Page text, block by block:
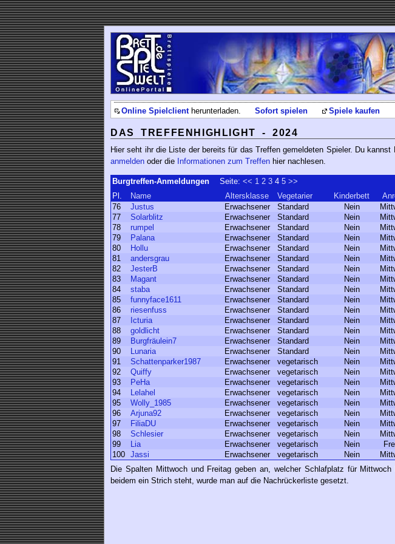
Online Spielclientherunterladen. Sofort spielen Spiele kaufen
DAS TREFFENHIGHLIGHT - 2024
Hier seht ihr die Liste der bereits für das Treffen gemeldeten Spieler. Du
anmelden oder die Informationen zum Treffen hier nachlesen.
Burgtreffen-Anmeldungen Seite:<< 1 2 3 45 >>
Pl.
Name Altersklasse Vegetarier Kinderbett
76
Justus Erwachsener Standard Nein
77
Solarblitz Erwachsener Standard Nein
78
rumpel Erwachsener Standard Nein
79
Palana Erwachsener Standard Nein
80
Hollu Erwachsener Standard Nein
81
andersgrau Erwachsener Standard Nein
82
JesterB Erwachsener Standard Nein
83
Magant Erwachsener Standard Nein
84
staba Erwachsener Standard Nein
85
funnyface1611 Erwachsener Standard Nein
86
riesenfuss Erwachsener Standard Nein
87
Icturia Erwachsener Standard Nein
88
goldlicht Erwachsener Standard Nein
89
Burgfräulein7 Erwachsener Standard Nein
90
Lunaria Erwachsener Standard Nein
91
Schattenparker1987 Erwachsener vegetarisch Nein
92
Quiffy Erwachsener vegetarisch Nein
93
PeHa Erwachsener vegetarisch Nein
94
Lelahel Erwachsener vegetarisch Nein
95
Wolly_1985 Erwachsener vegetarisch Nein
96
Arjuna92 Erwachsener vegetarisch Nein
97
FiliaDU Erwachsener vegetarisch Nein
98
Schlesier Erwachsener vegetarisch Nein
99
Lia Erwachsener vegetarisch Nein
100 Jassi Erwachsener vegetarisch Nein
Die Spalten Mittwoch und Freitag geben an, welcher Schlafplatz für
beidem ein Strich steht, wurde man auf die Nachrückerliste gesetzt.